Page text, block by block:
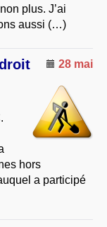
plus. J’ai
aussi (…)
28 mai
hors
a participé